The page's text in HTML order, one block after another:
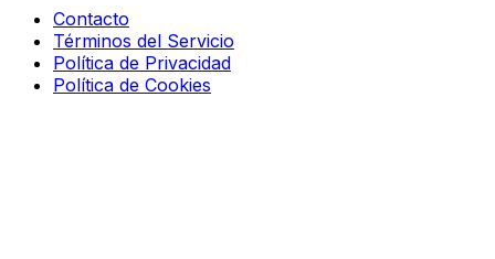
Contacto
Términos del Servicio
Política de Privacidad
Política de Cookies